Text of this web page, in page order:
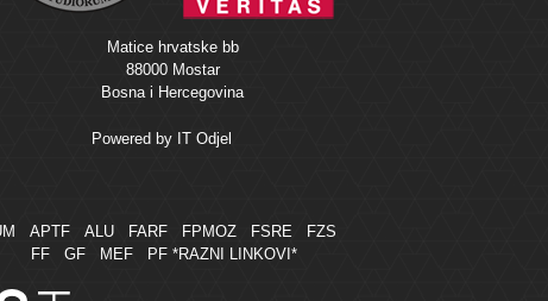
Matice hrvatske bb
88000 Mostar
Bosna i Hercegovina
Powered by IT Odjel
APTF ALU FARF FPMOZ FSRE
FZS
FF
GF MEF PF *RAZNI LINKOVI*